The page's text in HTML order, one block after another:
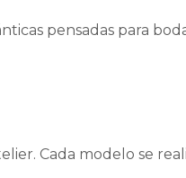
pensadas para
Cada modelo se